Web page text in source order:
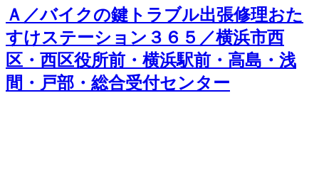
Ａ／バイクの鍵トラブル出張修理おた
すけステーション３６５／横浜市西
区・西区役所前・横浜駅前・高島・浅
間・戸部・総合受付センター